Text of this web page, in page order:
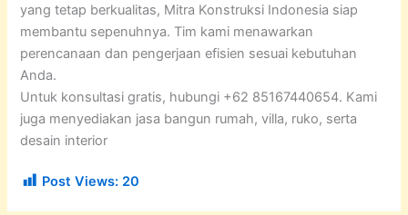
yang tetap berkualitas, Mitra Konstruksi Indonesia siap
membantu sepenuhnya. Tim kami menawarkan
perencanaan dan pengerjaan efisien sesuai kebutuhan
Anda.
Untuk konsultasi gratis, hubungi +62 85167440654. Kami
juga menyediakan jasa bangun rumah, villa, ruko, serta
desain interior
Post Views: 20